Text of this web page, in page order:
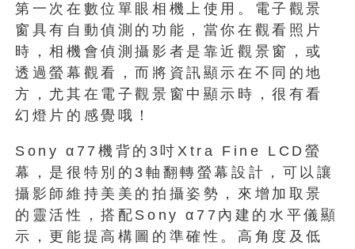
第一次在數位單眼相機上使用。電子觀景
窗具有自動偵測的功能，當你在觀看照片
時，相機會偵測攝影者是靠近觀景窗，或
透過螢幕觀看，而將資訊顯示在不同的地
方，尤其在電子觀景窗中顯示時，很有看
幻燈片的感覺哦！
Sony α77機背的3吋Xtra Fine LCD螢
幕，是很特別的3軸翻轉螢幕設計，可以讓
攝影師維持美美的拍攝姿勢，來增加取景
的靈活性，搭配Sony α77內建的水平儀顯
示，更能提高構圖的準確性。高角度及低